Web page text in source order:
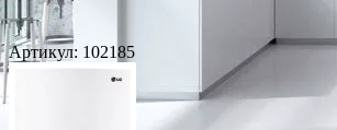
Артикул: 102185